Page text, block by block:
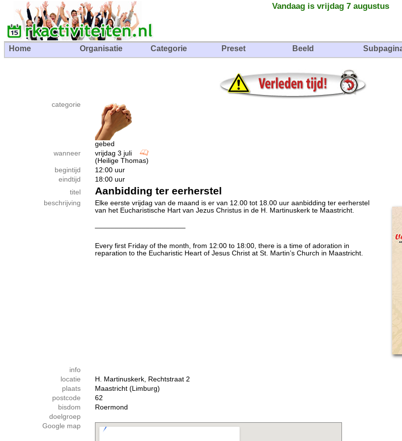
Vandaag is vrijdag 7 augustus
Home Organisatie Categorie Preset Beeld
categorie
gebed
wanneer
vrijdag 3 juli
(Heilige Thomas)
begintijd
12:00 uur
eindtijd
18:00 uur
titel
Aanbidding ter eerherstel
beschrijving
Elke eerste vrijdag van de maand is er van 12.00 tot 18.00 uur aanbidding ter eerherstel
van het Eucharistische Hart van Jezus Christus in de H. Martinuskerk te Maastricht.
Every first Friday of the month, from 12:00 to 18:00, there is a time of adoration in
reparation to the Eucharistic Heart of Jesus Christ at St. Martin’s Church in Maastricht.
info
locatie
H. Martinuskerk, Rechtstraat 2
plaats
Maastricht (Limburg)
postcode
62
bisdom
Roermond
doelgroep
Google map